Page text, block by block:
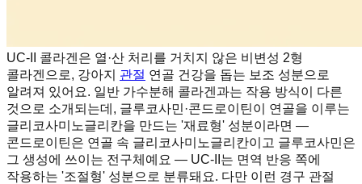
UC-II 콜라겐은 열·산 처리를 거치지 않은 비변성 2형
콜라겐으로, 강아지 관절 연골 건강을 돕는 보조 성분으로
알려져 있어요. 일반 가수분해 콜라겐과는 작용 방식이 다른
것으로 소개되는데, 글루코사민·콘드로이틴이 연골을 이루는
글리코사미노글리칸을 만드는 '재료형' 성분이라면 —
콘드로이틴은 연골 속 글리코사미노글리칸이고 글루코사민은
그 생성에 쓰이는 전구체예요 — UC-II는 면역 반응 쪽에
작용하는 '조절형' 성분으로 분류돼요. 다만 이런 경구 관절